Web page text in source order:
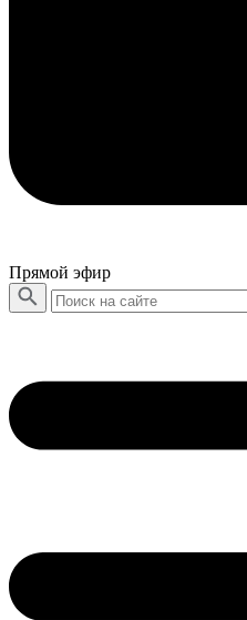
Прямой эфир